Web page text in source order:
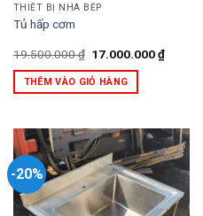
THIẾT BỊ NHÀ BẾP
Tủ hấp cơm
19.500.000₫ Giá
là:
19.500.000 ₫.
17.000.000₫Giá
hiện
THÊM VÀO GIỎ HÀNG
-20%